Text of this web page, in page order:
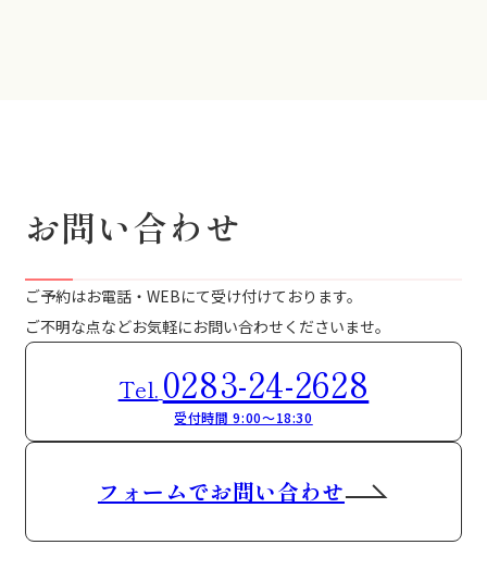
お問い合わせ
ご予約はお電話・WEBにて受け付けております。
ご不明な点などお気軽にお問い合わせくださいませ。
Tel. 0283-24-2628
受付時間 9:00～18:30
フォームでお問い合わせ